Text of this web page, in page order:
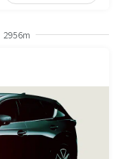
2956m